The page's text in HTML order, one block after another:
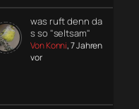
was ruft denn da
s so "seltsam"
Von Konni, 7 Jahren
vor